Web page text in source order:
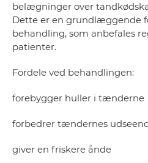
belægninger over
Dette er en grundlæggende
behandling, som anbefales
patienter.
Fordele ved behandlingen:
forebygger huller i tænderne
forbedrer tændernes
giver en friskere ånde